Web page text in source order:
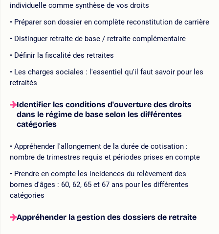
individuelle comme synthèse de vos droits
Préparer son dossier en complète reconstitution de carrière
Distinguer retraite de base / retraite complémentaire
Définir la fiscalité des retraites
Les charges sociales : l'essentiel qu'il faut savoir pour les
retraités
Identifier les conditions d'ouverture des droits
dans le régime de base selon les différentes
catégories
Appréhender l'allongement de la durée de cotisation :
nombre de trimestres requis et périodes prises en compte
Prendre en compte les incidences du relèvement des
bornes d'âges : 60, 62, 65 et 67 ans pour les différentes
catégories
Appréhender la gestion des dossiers de retraite